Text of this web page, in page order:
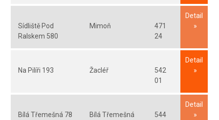
Sídliště Pod
Ralskem 580
Mimoň
471
24
Detail
Na Pilíři 193 Žacléř
542
01
Detail
Bílá Třemešná 78 Bílá Třemešná
544
Detail